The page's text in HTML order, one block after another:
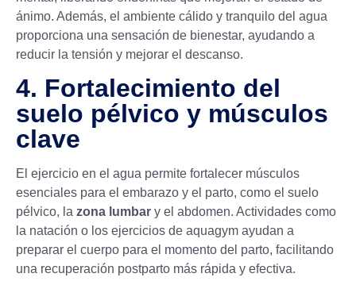
ánimo. Además, el ambiente cálido y tranquilo del agua
proporciona una sensación de bienestar, ayudando a
reducir la tensión y mejorar el descanso.
4. Fortalecimiento del
suelo pélvico y músculos
clave
El ejercicio en el agua permite fortalecer músculos
esenciales para el embarazo y el parto, como el suelo
pélvico, la zona lumbar y el abdomen. Actividades como
la natación o los ejercicios de aquagym ayudan a
preparar el cuerpo para el momento del parto, facilitando
una recuperación postparto más rápida y efectiva.